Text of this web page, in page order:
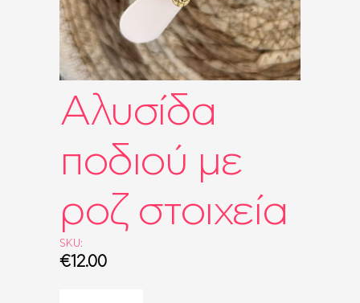
SALES
SHOP THE LOOK
GIFT BOXES
Αλυσίδα
ποδιού με
ροζ στοιχεία
SKU:
€12.00